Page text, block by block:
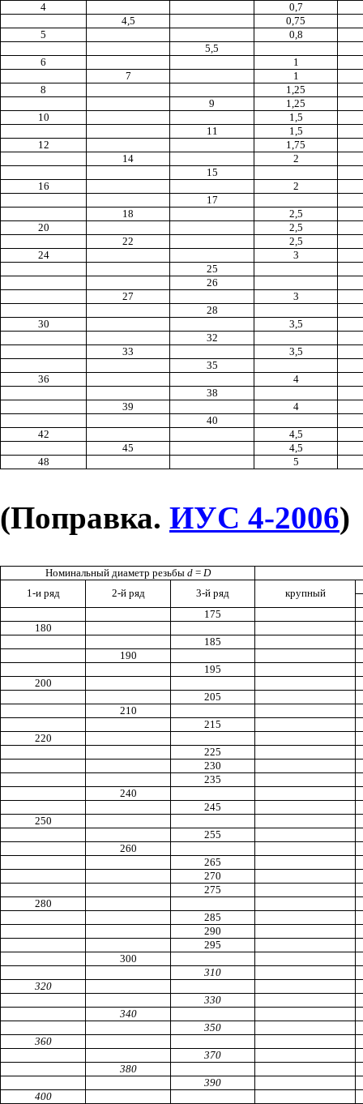
4
0,7
4,5
0,75
5
0,8
5,5
6
1
7
1
8
1,25
9
1,25
10
1,5
11
1,5
12
1,75
14
2
15
16
2
17
18
2,5
20
2,5
22
2,5
24
3
25
26
27
3
28
30
3,5
32
33
3,5
35
36
4
38
39
4
40
42
4,5
45
4,5
48
5
(Поправка. ИУС 4-2006)
Номинальный диаметр резьбы d = D
1-и ряд
2-й ряд 3-й ряд
крупный
175
180
185
190
195
200
205
210
215
220
225
230
235
240
245
250
255
260
265
270
275
280
285
290
295
300
310
320
330
340
350
360
370
380
390
400